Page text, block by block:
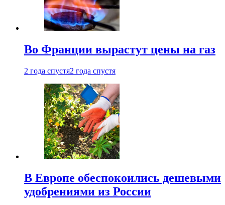
Во Франции вырастут цены на газ
2 года спустя2 года спустя
В Европе обеспокоились дешевыми
удобрениями из России